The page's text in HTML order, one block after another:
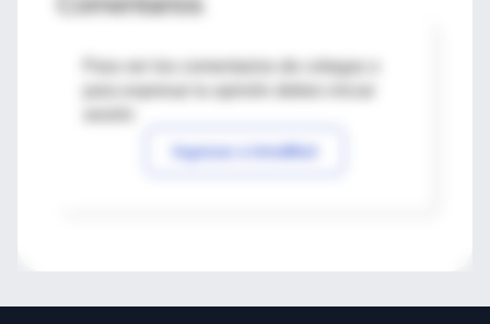
Para ver los comentarios de colegas o
Ingresar a IntraMed